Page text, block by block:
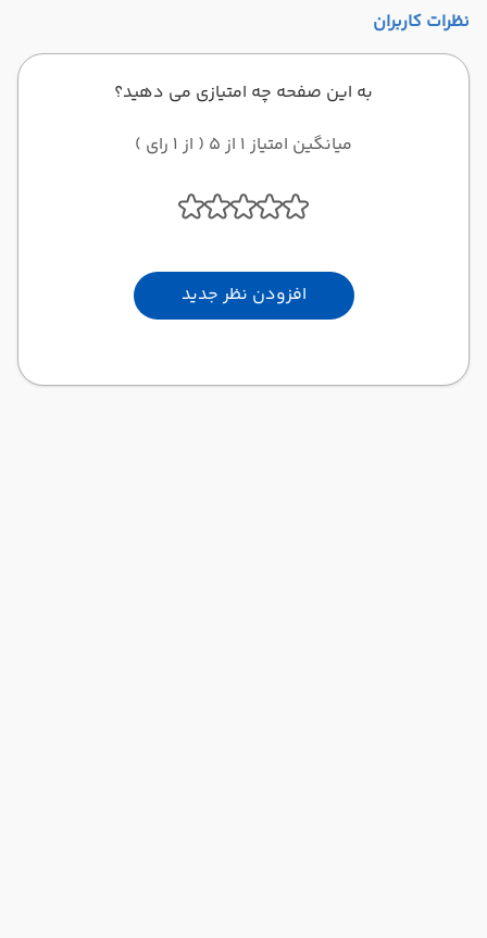
نظرات کاربران
به این صفحه چه امتیازی می دهید؟
میانگین امتیاز 1 از 5 ( از 1 رای )
افزودن نظر جدید